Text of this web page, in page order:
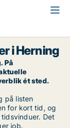
i Herning
På
ét sted.
på listen
for kort tid, og
Det
job.